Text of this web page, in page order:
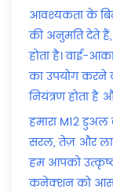
आवश्यकता के
की अनुमति देते हैं,
होता है। वाई-
का उपयोग करने
नियंत्रण होता
हमारा M12
सरल, तेज़ और
हम आपको उत्कृष्ट
कनेक्शन को